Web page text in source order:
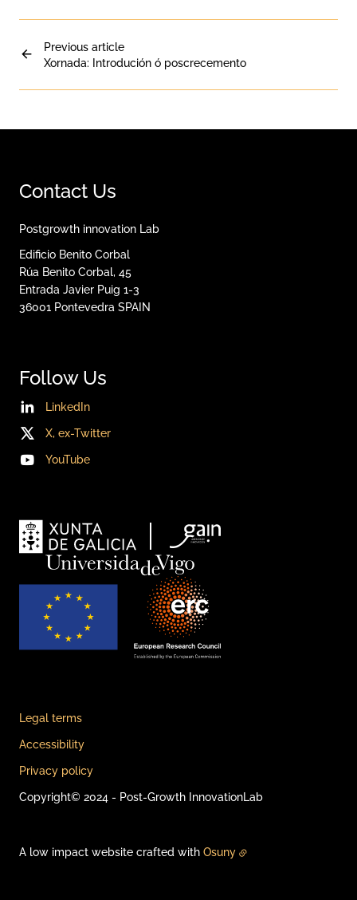
Previous article
Xornada: Introdución ó poscrecemento
Contact Us
Postgrowth innovation Lab
Edificio Benito Corbal
Rúa Benito Corbal, 45
Entrada Javier Puig 1-3
36001 Pontevedra SPAIN
Follow Us
LinkedIn
X, ex-Twitter
YouTube
Legal terms
Accessibility
Privacy policy
Copyright© 2024 - Post-Growth InnovationLab
A low impact website crafted with Osuny